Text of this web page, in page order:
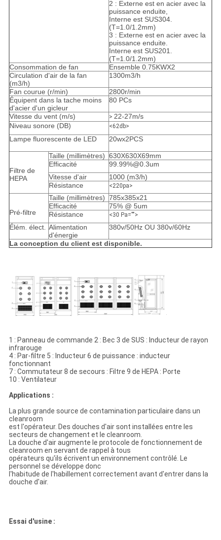
2 : Externe est en acier avec la
puissance enduite,
Interne est SUS304.
(T=1.0/1.2mm)
3 : Externe est en acier avec la
puissance enduite.
Interne est SUS201.
(T=1.0/1.2mm)
Consommation de fan
Ensemble 0.75KWX2
Circulation d'air de la fan
(m3/h)
1300m3/h
Fan courue (r/min)
2800r/min
Équipent dans la tache moins
d'acier d'un gicleur
80 PCs
Vitesse du vent (m/s) > 22-27m/s
Niveau sonore (DB)
<62db>
Lampe fluorescente de LED 20wx2PCS
Filtre de
HEPA
Taille (millimètres) 630X630X69mm
Efficacité
99.99%@0.3um
Vitesse d'air
1000 (m3/h)
Résistance
<220pa>
Pré-filtre
Taille (millimètres) 785x385x21
Efficacité
75% @ 5um
Résistance
<30 Pa="">
Élém. élect. Alimentation
d'énergie
380v/50Hz OU 380v/60Hz
La conception du client est disponible.
1 : Panneau de commande 2 : Bec 3 de SUS : Inducteur de rayon
infrarouge
4 : Par-filtre 5 : Inducteur 6 de puissance : inducteur
fonctionnant
7 : Commutateur 8 de secours : Filtre 9 de HEPA : Porte
10 : Ventilateur
Applications :
La plus grande source de contamination particulaire dans un
cleanroom
est l'opérateur. Des douches d'air sont installées entre les
secteurs de changement et le cleanroom.
La douche d'air augmente le protocole de fonctionnement de
cleanroom en servant de rappel à tous
opérateurs qu'ils écrivent un environnement contrôlé. Le
personnel se développe donc
l'habitude de l'habillement correctement avant d'entrer dans la
douche d'air.
Essai d'usine :